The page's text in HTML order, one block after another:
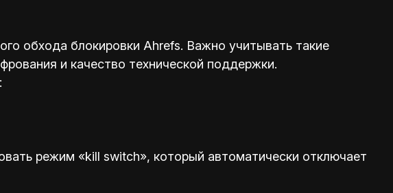
обхода блокировки Ahrefs. Важно учитывать такие
и качество технической поддержки.
режим «kill switch», который автоматически отключает